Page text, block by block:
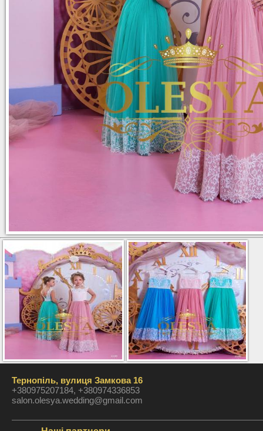
Тернопіль, вулиця Замкова 16
+380975207184, +380974336853
salon.olesya.wedding@gmail.com